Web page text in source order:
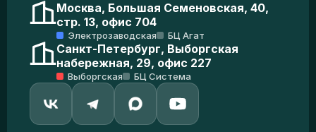
Москва, Большая Семеновская, 40,
стр. 13, офис 704
Электрозаводская БЦ Агат
Санкт-Петербург, Выборгская
набережная, 29, офис 227
Выборгская БЦ Система